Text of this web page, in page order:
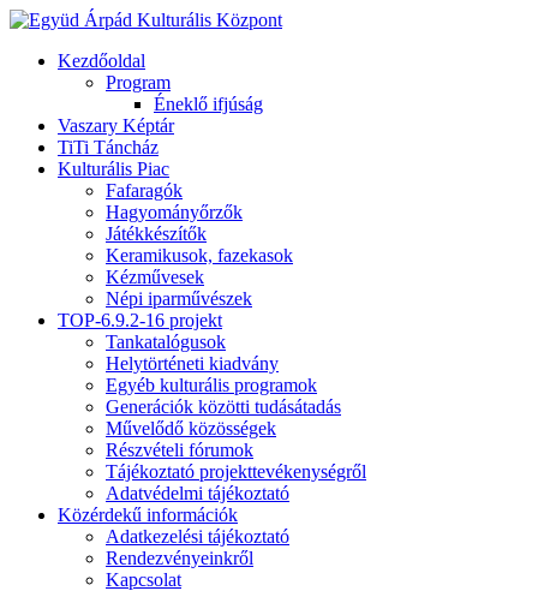
Kezdőoldal
Program
Éneklő ifjúság
Vaszary Képtár
TiTi Táncház
Kulturális Piac
Fafaragók
Hagyományőrzők
Játékkészítők
Keramikusok, fazekasok
Kézművesek
Népi iparművészek
TOP-6.9.2-16 projekt
Tankatalógusok
Helytörténeti kiadvány
Egyéb kulturális programok
Generációk közötti tudásátadás
Művelődő közösségek
Részvételi fórumok
Tájékoztató projekttevékenységről
Adatvédelmi tájékoztató
Közérdekű információk
Adatkezelési tájékoztató
Rendezvényeinkről
Kapcsolat